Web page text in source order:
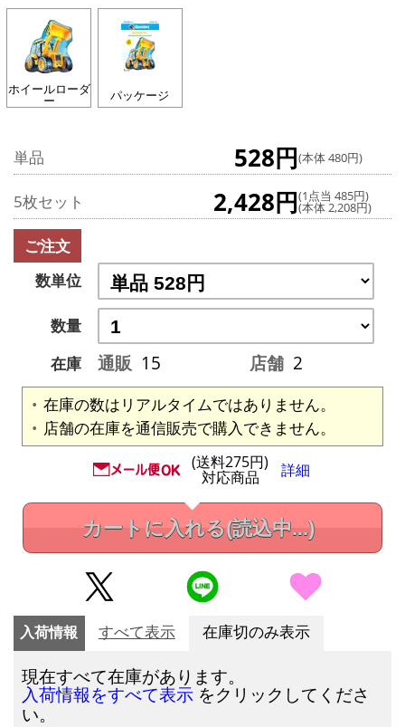
ホイールローダ
ー パッケージ
単品 528円(本体 480円)
5枚セット 2,428円(1点当 485円)
(本体 2,208円)
ご注文
数単位
数量
在庫
通販 15 店舗 2
在庫の数はリアルタイムではありません。
店舗の在庫を通信販売で購入できません。
(送料275円)
対応商品 詳細
カートに入れる(読込中...)
入荷情報 すべて表示 在庫切のみ表示
現在すべて在庫があります。
入荷情報をすべて表示 をクリックしてくださ
い。